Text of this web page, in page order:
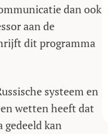
dan ook
aan de
dit programma
systeem en
wetten heeft dat
kan